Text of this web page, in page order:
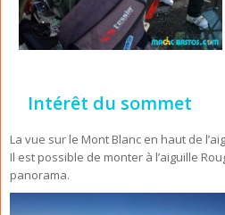
Intérêt du sommet
La vue sur le Mont Blanc en haut de
Il est possible de monter à l’aiguille
panorama.